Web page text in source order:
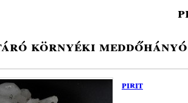
környéki
pirit